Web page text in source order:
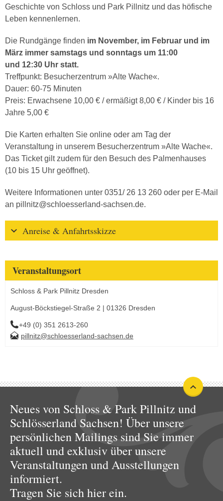
Geschichte von Schloss und Park Pillnitz und das höfische
Leben kennenlernen.
Die Rundgänge finden im November, im Februar und im
März immer samstags und sonntags um 11:00
und 12:30 Uhr statt.
Treffpunkt: Besucherzentrum »Alte Wache«.
Dauer: 60-75 Minuten
Preis: Erwachsene 10,00 € / ermäßigt 8,00 € / Kinder bis 16
Jahre 5,00 €
Die Karten erhalten Sie online oder am Tag der
Veranstaltung in unserem Besucherzentrum »Alte Wache«.
Das Ticket gilt zudem für den Besuch des Palmenhauses
(10 bis 15 Uhr geöffnet).
Weitere Informationen unter 0351/ 26 13 260 oder per E-Mail
an pillnitz@schloesserland-sachsen.de.
Anreise & Anfahrtsskizze
Veranstaltungsort
Schloss & Park Pillnitz Dresden
August-Böckstiegel-Straße 2 | 01326 Dresden
+49 (0) 351 2613-260
pillnitz@schloesserland-sachsen.de
Neues von Schloss & Park Pillnitz und
Schlösserland Sachsen! Über unsere
persönlichen Mailings sind Sie immer
aktuell und exklusiv über unsere
Veranstaltungen und Ausstellungen
informiert.
Tragen Sie sich hier ein.